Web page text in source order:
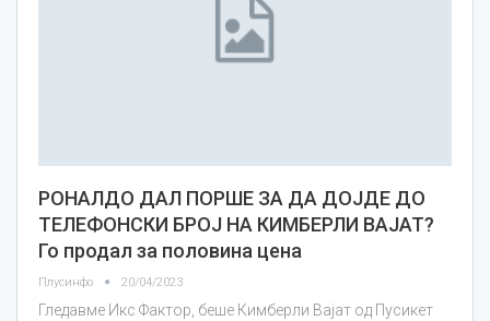
РОНАЛДО ДАЛ ПОРШЕ ЗА ДА ДОЈДЕ ДО
ТЕЛЕФОНСКИ БРОЈ НА КИМБЕРЛИ ВАЈАТ?
Го продал за половина цена
Плусинфо 20/04/2023
Гледавме Икс Фактор, беше Кимберли Вајат од Пусикет